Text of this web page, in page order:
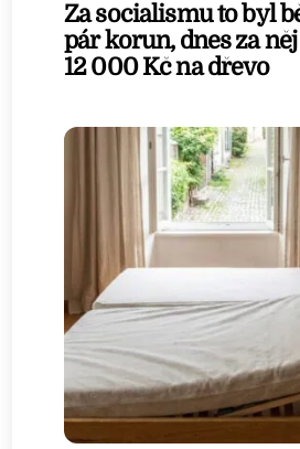
Za socialismu to byl
pár korun, dnes za
12 000 Kč na dřevo